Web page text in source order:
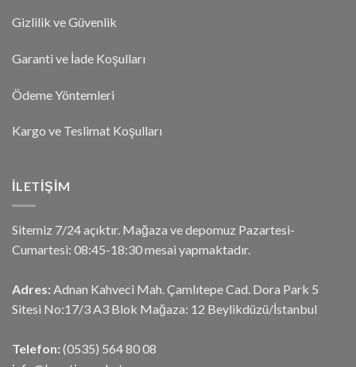
Gizlilik ve Güvenlik
Garanti ve İade Koşulları
Ödeme Yöntemleri
Kargo ve Teslimat Koşulları
İLETIŞIM
Sitemiz 7/24 açıktır. Mağaza ve depomuz Pazartesi-
Cumartesi: 08:45-18:30 mesai yapmaktadır.
Adres: Adnan Kahveci Mah. Çamlıtepe Cad. Dora Park 5
Sitesi No:17/3 A3 Blok Mağaza: 12 Beylikdüzü/İstanbul
Telefon: (0535) 564 80 08